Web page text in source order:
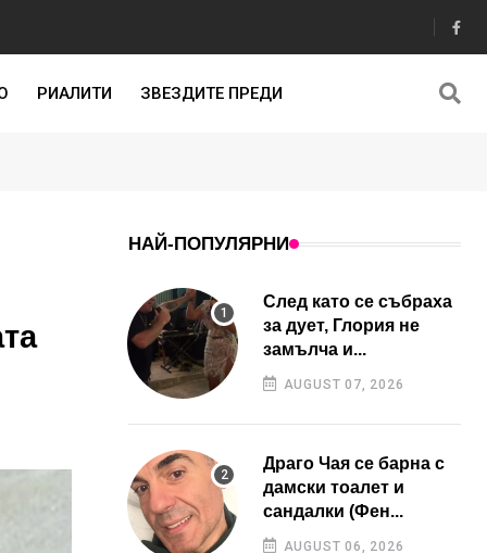
РИАЛИТИ ЗВЕЗДИТЕ ПРЕДИ
НАЙ-ПОПУЛЯРНИ
След като се събраха
за дует, Глория не
замълча и...
AUGUST 07, 2026
Драго Чая се барна с
дамски тоалет и
сандалки (Фен...
AUGUST 06, 2026